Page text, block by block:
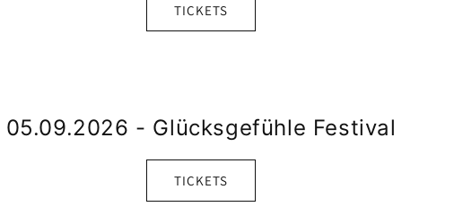
TICKETS
05.09.2026 - Glücksgefühle Festival
TICKETS